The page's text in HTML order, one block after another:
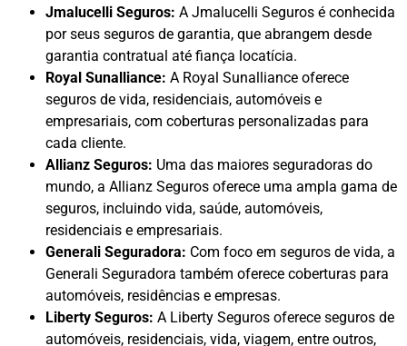
Jmalucelli Seguros: A Jmalucelli Seguros é conhecida
por seus seguros de garantia, que abrangem desde
garantia contratual até fiança locatícia.
Royal Sunalliance: A Royal Sunalliance oferece
seguros de vida, residenciais, automóveis e
empresariais, com coberturas personalizadas para
cada cliente.
Allianz Seguros: Uma das maiores seguradoras do
mundo, a Allianz Seguros oferece uma ampla gama de
seguros, incluindo vida, saúde, automóveis,
residenciais e empresariais.
Generali Seguradora: Com foco em seguros de vida, a
Generali Seguradora também oferece coberturas para
automóveis, residências e empresas.
Liberty Seguros: A Liberty Seguros oferece seguros de
automóveis, residenciais, vida, viagem, entre outros,